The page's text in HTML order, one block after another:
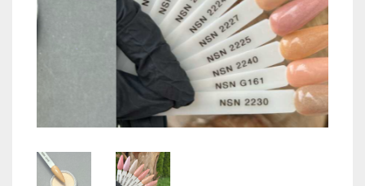
PUDRY Z DROBINKAMI
PUDRY KOLOR PUR
PUDRY DO FRENCH
PUDRY ŚWIECĄCE
KOSZYK